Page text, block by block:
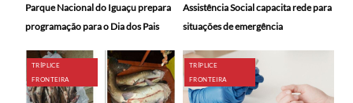
Parque Nacional do Iguaçu prepara
programação para o Dia dos Pais
Assistência Social capacita rede para
situações de emergência
TRÍPLICE
FRONTEIRA
TRÍPLICE
FRONTEIRA